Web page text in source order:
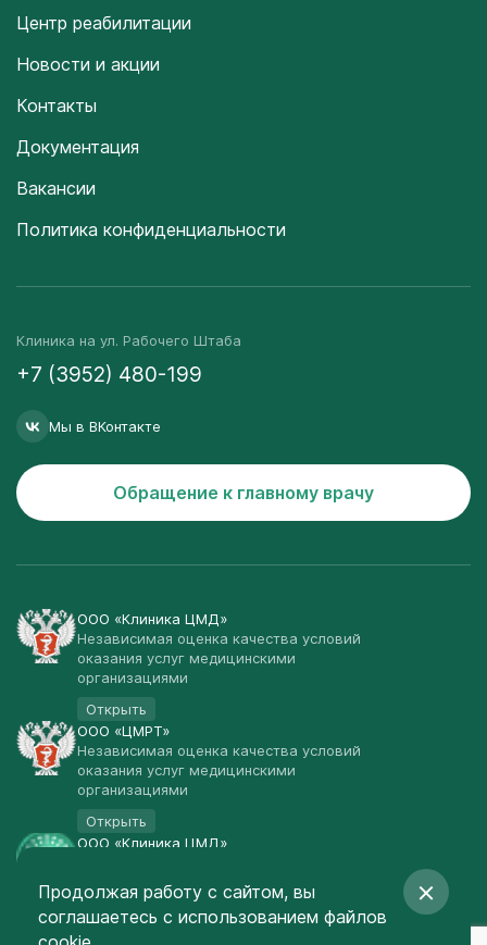
Центр реабилитации
Новости и акции
Контакты
Документация
Вакансии
Политика конфиденциальности
Клиника на ул. Рабочего Штаба
+7 (3952) 480-199
Мы в ВКонтакте
Обращение к главному врачу
ООО «Клиника ЦМД»
Независимая оценка качества условий
оказания услуг медицинскими
организациями
Открыть
ООО «ЦМРТ»
Независимая оценка качества условий
оказания услуг медицинскими
организациями
Открыть
ООО «Клиника ЦМД»
Открыть
© Клиника ЦМД 2003-2026
Продолжая работу с сайтом, вы
соглашаетесь с использованием файлов